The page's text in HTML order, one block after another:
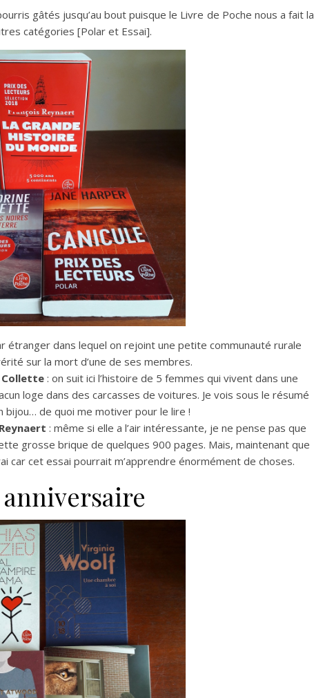
gâtés jusqu’au bout puisque le Livre de Poche nous a fait la
catégories [Polar et Essai].
étranger dans lequel on rejoint une petite communauté rurale
sur la mort d’une de ses membres.
Collette : on suit ici l’histoire de 5 femmes qui vivent dans une
loge dans des carcasses de voitures. Je vois sous le résumé
bijou… de quoi me motiver pour le lire !
: même si elle a l’air intéressante, je ne pense pas que
grosse brique de quelques 900 pages. Mais, maintenant que
car cet essai pourrait m’apprendre énormément de choses.